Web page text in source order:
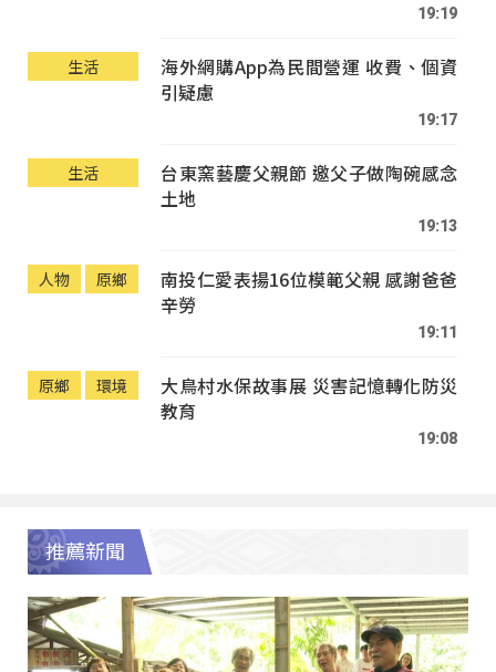
19:19
生活
海外網購App為民間營運 收費、個資
引疑慮
19:17
生活
台東窯藝慶父親節 邀父子做陶碗感念
土地
19:13
人物 原鄉
南投仁愛表揚16位模範父親 感謝爸爸
辛勞
19:11
原鄉 環境
大鳥村水保故事展 災害記憶轉化防災
教育
19:08
推薦新聞